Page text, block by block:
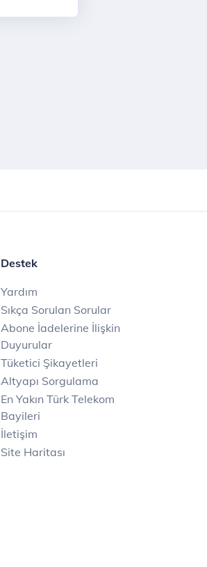
Destek
Yardım
Sıkça Sorulan Sorular
Abone İadelerine İlişkin
Duyurular
Tüketici Şikayetleri
Altyapı Sorgulama
En Yakın Türk Telekom
Bayileri
İletişim
Site Haritası